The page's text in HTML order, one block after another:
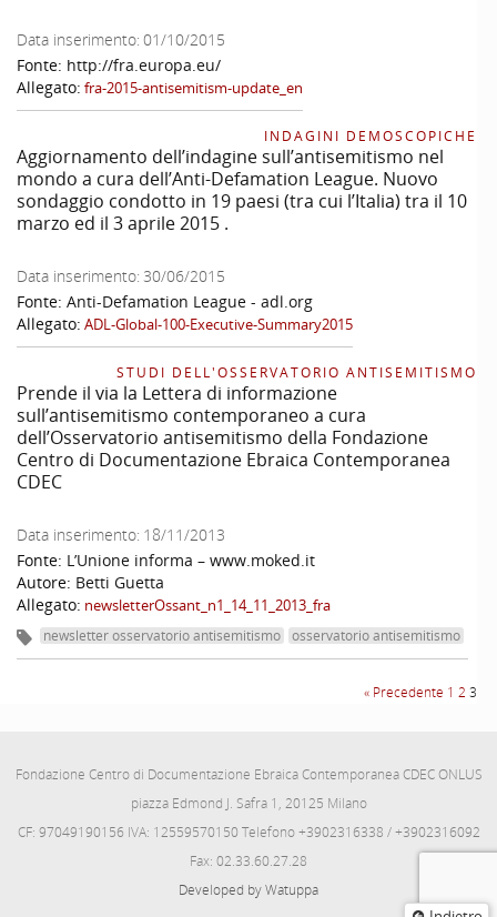
Data inserimento: 01/10/2015
Fonte: http://fra.europa.eu/
Allegato: fra-2015-antisemitism-update_en
INDAGINI DEMOSCOPICHE
Aggiornamento dell’indagine sull’antisemitismo nel
mondo a cura dell’Anti-Defamation League. Nuovo
sondaggio condotto in 19 paesi (tra cui l’Italia) tra il 10
marzo ed il 3 aprile 2015 .
Data inserimento: 30/06/2015
Fonte: Anti-Defamation League - adl.org
Allegato: ADL-Global-100-Executive-Summary2015
STUDI DELL'OSSERVATORIO ANTISEMITISMO
Prende il via la Lettera di informazione
sull’antisemitismo contemporaneo a cura
dell’Osservatorio antisemitismo della Fondazione
Centro di Documentazione Ebraica Contemporanea
CDEC
Data inserimento: 18/11/2013
Fonte: L’Unione informa – www.moked.it
Autore: Betti Guetta
Allegato: newsletterOssant_n1_14_11_2013_fra
newsletter osservatorio antisemitismo osservatorio antisemitismo
« Precedente 1 2 3
Fondazione Centro di Documentazione Ebraica Contemporanea CDEC ONLUS
piazza Edmond J. Safra 1, 20125 Milano
CF: 97049190156 IVA: 12559570150 Telefono +3902316338 / +3902316092
Fax: 02.33.60.27.28
Developed by Watuppa